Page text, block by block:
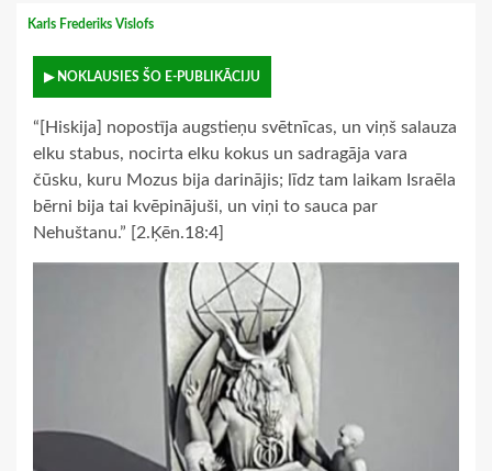
Karls Frederiks Vislofs
▶ NOKLAUSIES ŠO E-PUBLIKĀCIJU
“[Hiskija] nopostīja augstieņu svētnīcas, un viņš salauza
elku stabus, nocirta elku kokus un sadragāja vara
čūsku, kuru Mozus bija darinājis; līdz tam laikam Israēla
bērni bija tai kvēpinājuši, un viņi to sauca par
Nehuštanu.” [2.Ķēn.18:4]